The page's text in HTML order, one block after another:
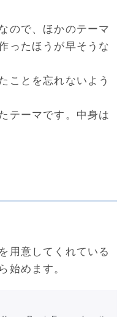
ので、ほかのテーマ
ったほうが早そうな
ことを忘れないよう
テーマです。中身は
用意してくれている
始めます。